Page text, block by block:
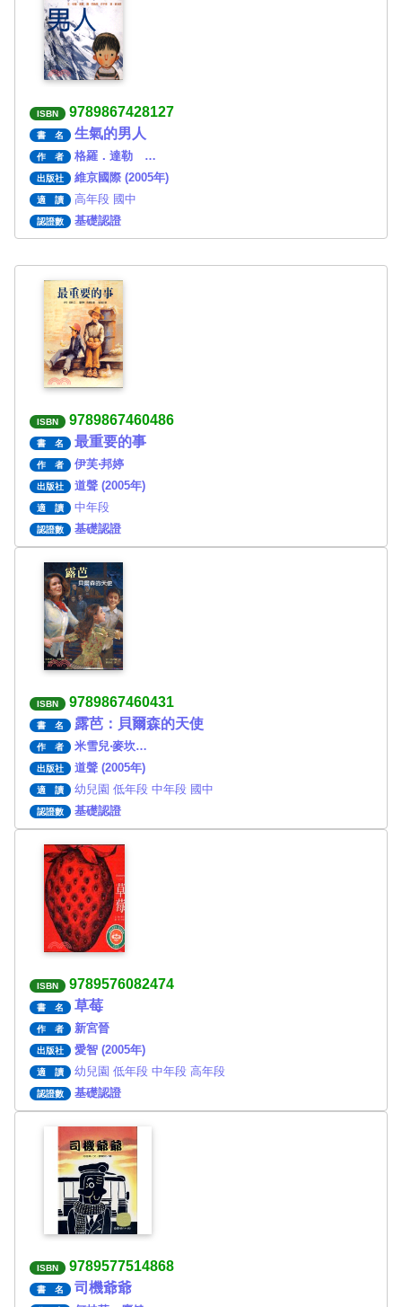
ISBN 9789867428127
書 名 生氣的男人
作 者 格羅．達勒 …
出版社 維京國際 (2005年)
適 讀 高年段 國中
認證數 基礎認證
ISBN 9789867460486
書 名 最重要的事
作 者 伊芙‧邦婷
出版社 道聲 (2005年)
適 讀 中年段
認證數 基礎認證
ISBN 9789867460431
書 名 露芭：貝爾森的天使
作 者 米雪兒‧麥坎…
出版社 道聲 (2005年)
適 讀 幼兒園 低年段 中年段 國中
認證數 基礎認證
ISBN 9789576082474
書 名 草莓
作 者 新宮晉
出版社 愛智 (2005年)
適 讀 幼兒園 低年段 中年段 高年段
認證數 基礎認證
ISBN 9789577514868
書 名 司機爺爺